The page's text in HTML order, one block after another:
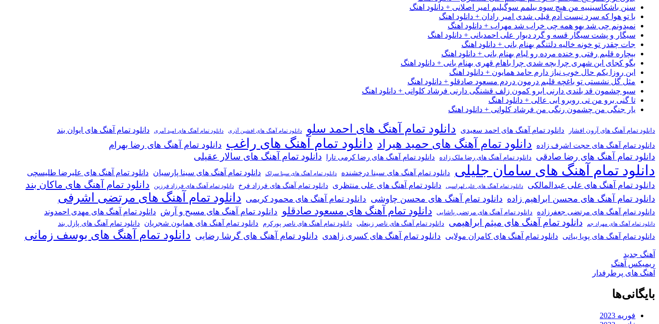
سنن باشکاسینییه من هیچ سوه بیلمم سوگیلیم امیر اصلانی + دانلود اهنگ
با تو هوا که سرد نیست آدم قبلی شدی امیر رادان + دانلود اهنگ
نمیدونم چی شد یهو همه چی خراب شد مهراب + دانلود اهنگ
سیگار و پشت سیگار قسه و گرد دیوار علی احمدیانی + دانلود اهنگ
جات چقدر تو خونه خالیه دلتنگم بهنام بانی + دانلود اهنگ
بیچاره قلبم رفتی و خنده مرده رو لبام بهنام بانی + دانلود اهنگ
بگو کجای این شهری چرا بچه شدی چرا باهام قهری بهنام بانی + دانلود اهنگ
این روزا یکم حال خوب نیاز دارم حامد همایون + دانلود اهنگ
مثل گل نشستی تو باغچه قلبم درمون دردم مسعود صادقلو + دانلود اهنگ
سیو چشمون قد بلندی دارنی ابرو کمون زلف قشنگی دارنی فرشاد کلوانی + دانلود اهنگ
تا گنی برو من تی روبرو ابی عالی + دانلود اهنگ
یار جنگی من چشمون رنگی من فرشاد کلوانی + دانلود اهنگ
دانلود تمام آهنگ های آرون افشار دانلود تمام آهنگ های احمد سعیدی دانلود تمام آهنگ های احمد سلو دانلود تمام آهنگ های افشین آذری دانلود تمام آهنگ های امید آمری دانلود تمام آهنگ های ایوان بند
دانلود تمام آهنگ های حجت اشرف زاده دانلود تمام آهنگ های حمید هیراد دانلود تمام آهنگ های راغب دانلود تمام آهنگ های رضا بهرام
دانلود تمام آهنگ های رضا صادقی
دانلود تمام آهنگ های رضا ملک زاده دانلود تمام آهنگ های رضا کرمی تارا دانلود تمام آهنگ های سالار عقیلی
دانلود تمام آهنگ های سامان جلیلی دانلود تمام آهنگ های سینا درخشنده دانلود تمام آهنگ های سینا سرلک دانلود تمام آهنگ های سینا پارسیان دانلود تمام آهنگ های علیرضا طلیسچی
دانلود تمام آهنگ های علی عبدالمالکی دانلود تمام آهنگ های علی لهراسبی دانلود تمام آهنگ های علی منتظری دانلود تمام آهنگ های فرزاد فرخ دانلود تمام آهنگ های فرزاد فرزین دانلود تمام آهنگ های ماکان بند
دانلود تمام آهنگ های محسن ابراهیم زاده دانلود تمام آهنگ های محسن چاوشی دانلود تمام آهنگ های محمود کریمی دانلود تمام آهنگ های مرتضی اشرفی
دانلود تمام آهنگ های مرتضی جعفرزاده دانلود تمام آهنگ های مرتضی پاشایی دانلود تمام آهنگ های مسعود صادقلو دانلود تمام آهنگ های مسیح و آرش دانلود تمام آهنگ های مهدی احمدوند
دانلود تمام آهنگ های مهراد جم دانلود تمام آهنگ های میثم ابراهیمی دانلود تمام آهنگ های ناصر زینعلی دانلود تمام آهنگ های ناصر پورکرم دانلود تمام آهنگ های همایون شجریان دانلود تمام آهنگ های پازل بند
دانلود تمام آهنگ های پویا بیاتی دانلود تمام آهنگ های کامران مولایی دانلود تمام آهنگ های کسری زاهدی دانلود تمام آهنگ های گرشا رضایی دانلود تمام آهنگ های یوسف زمانی
آهنگ جدید
ریمیکس آهنگ
آهنگ های پرطرفدار
بایگانی‌ها
فوریه 2023